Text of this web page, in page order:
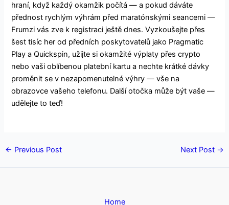
hraní, když každý okamžik počítá — a pokud dáváte
přednost rychlým výhrám před maratónskými seancemi —
Frumzi vás zve k registraci ještě dnes. Vyzkoušejte přes
šest tisíc her od předních poskytovatelů jako Pragmatic
Play a Quickspin, užijte si okamžité výplaty přes crypto
nebo vaši oblíbenou platební kartu a nechte krátké dávky
proměnit se v nezapomenutelné výhry — vše na
obrazovce vašeho telefonu. Další otočka může být vaše —
udělejte to teď!
← Previous Post Next Post →
Home